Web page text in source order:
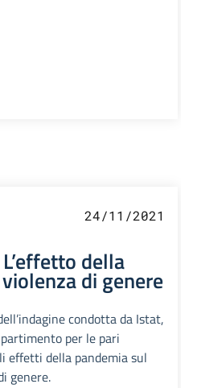
24/11/2021
della
di genere
condotta da Istat,
per le pari
effetti della pandemia sul
genere.